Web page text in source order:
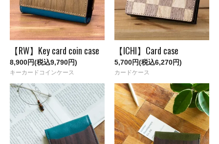
【RW】Key card coin case
8,900円(税込9,790円)
キーカードコインケース
【ICHI】Card case
5,700円(税込6,270円)
カードケース